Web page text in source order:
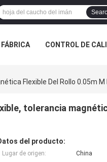
CONTROL DE
Flexible Del Rollo 0.05m M
tolerancia
del producto:
Lugar de origen:
China